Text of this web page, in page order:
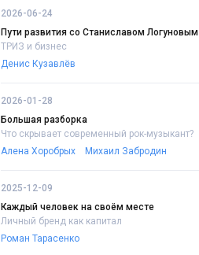
2026-06-24
Пути развития со Станиславом Логуновым
ТРИЗ и бизнес
Денис Кузавлёв
2026-01-28
Большая разборка
Что скрывает современный рок-музыкант?
Алена Хоробрых
Михаил Забродин
2025-12-09
Каждый человек на своём месте
Личный бренд как капитал
Роман Тарасенко